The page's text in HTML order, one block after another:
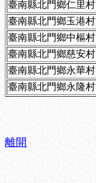
臺南縣北門鄉仁里村
臺南縣北門鄉玉港村
臺南縣北門鄉中樞村
臺南縣北門鄉慈安村
臺南縣北門鄉永華村
臺南縣北門鄉永隆村
離開